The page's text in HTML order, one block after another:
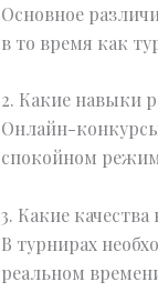
Основное
в то время как
2. Какие навыки
Онлайн-конкурсы
спокойном
3. Какие
В турнирах
реальном